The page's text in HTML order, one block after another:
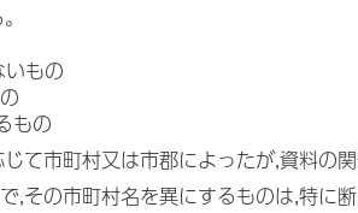
もの
もの
て市町村又は市郡によったが,資料の
,その市町村名を異にするものは,特に